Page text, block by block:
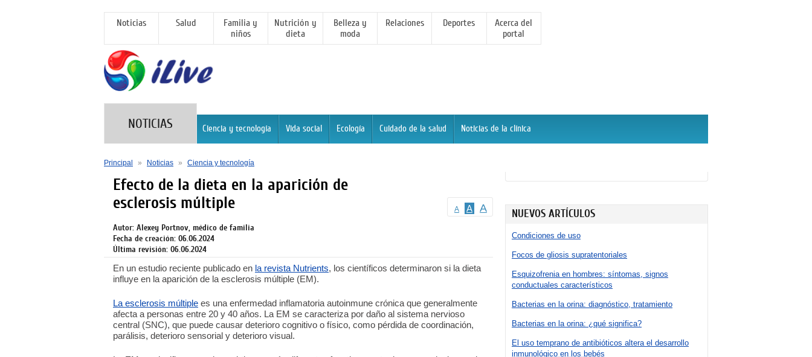
Noticias Salud
Familia y
niños
Nutrición y
dieta
Belleza y
moda
Relaciones Deportes
Acerca del
portal
NOTICIAS Ciencia y tecnología Vida social Ecología Cuidado de la salud Noticias de la clínica
Principal » Noticias » Ciencia y tecnología
NUEVOS ARTÍCULOS
Condiciones de uso
Focos de gliosis supratentoriales
Esquizofrenia en hombres: síntomas, signos
conductuales característicos
Bacterias en la orina: diagnóstico, tratamiento
Bacterias en la orina: ¿qué significa?
El uso temprano de antibióticos altera el desarrollo
inmunológico en los bebés
A A A
Efecto de la dieta en la aparición de
esclerosis múltiple
Autor: Alexey Portnov, médico de familia
Fecha de creación: 06.06.2024
Última revisión: 06.06.2024
En un estudio reciente publicado en la revista Nutrients, los científicos determinaron si la dieta
influye en la aparición de la esclerosis múltiple (EM).
La esclerosis múltiple es una enfermedad inflamatoria autoinmune crónica que generalmente
afecta a personas entre 20 y 40 años. La EM se caracteriza por daño al sistema nervioso
central (SNC), que puede causar deterioro cognitivo o físico, como pérdida de coordinación,
parálisis, deterioro sensorial y deterioro visual.